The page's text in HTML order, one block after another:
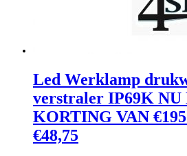
Led Werklamp
verstraler IP69K NU
KORTING VAN
€48,75